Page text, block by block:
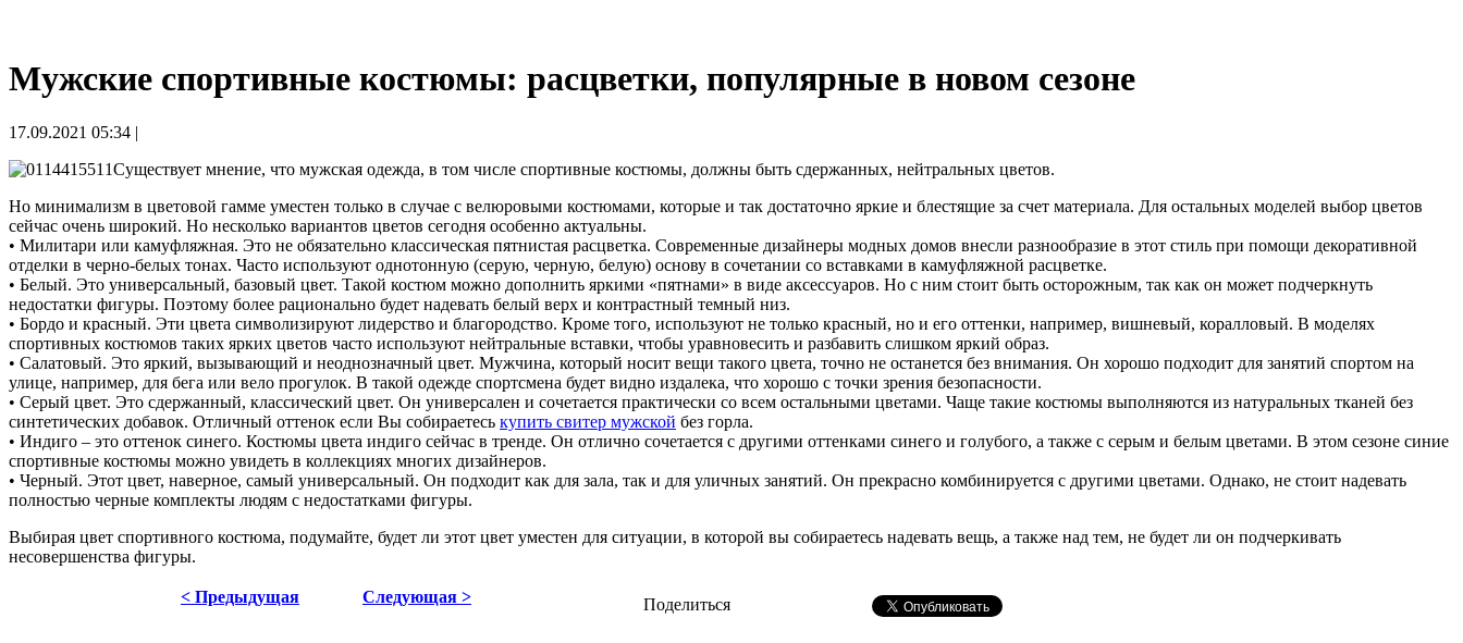
Мужские спортивные костюмы: расцветки, популярные в новом сезоне
17.09.2021 05:34 |
Существует мнение, что мужская одежда, в том числе спортивные костюмы, должны быть сдержанных, нейтральных цветов.
Но минимализм в цветовой гамме уместен только в случае с велюровыми костюмами, которые и так достаточно яркие и блестящие за счет материала. Для остальных моделей выбор цветов
сейчас очень широкий. Но несколько вариантов цветов сегодня особенно актуальны.
• Милитари или камуфляжная. Это не обязательно классическая пятнистая расцветка. Современные дизайнеры модных домов внесли разнообразие в этот стиль при помощи декоративной
отделки в черно-белых тонах. Часто используют однотонную (серую, черную, белую) основу в сочетании со вставками в камуфляжной расцветке.
• Белый. Это универсальный, базовый цвет. Такой костюм можно дополнить яркими «пятнами» в виде аксессуаров. Но с ним стоит быть осторожным, так как он может подчеркнуть
недостатки фигуры. Поэтому более рационально будет надевать белый верх и контрастный темный низ.
• Бордо и красный. Эти цвета символизируют лидерство и благородство. Кроме того, используют не только красный, но и его оттенки, например, вишневый, коралловый. В моделях
спортивных костюмов таких ярких цветов часто используют нейтральные вставки, чтобы уравновесить и разбавить слишком яркий образ.
• Салатовый. Это яркий, вызывающий и неоднозначный цвет. Мужчина, который носит вещи такого цвета, точно не останется без внимания. Он хорошо подходит для занятий спортом на
улице, например, для бега или вело прогулок. В такой одежде спортсмена будет видно издалека, что хорошо с точки зрения безопасности.
• Серый цвет. Это сдержанный, классический цвет. Он универсален и сочетается практически со всем остальными цветами. Чаще такие костюмы выполняются из натуральных тканей без
синтетических добавок. Отличный оттенок если Вы собираетесь купить свитер мужской без горла.
• Индиго – это оттенок синего. Костюмы цвета индиго сейчас в тренде. Он отлично сочетается с другими оттенками синего и голубого, а также с серым и белым цветами. В этом сезоне синие
спортивные костюмы можно увидеть в коллекциях многих дизайнеров.
• Черный. Этот цвет, наверное, самый универсальный. Он подходит как для зала, так и для уличных занятий. Он прекрасно комбинируется с другими цветами. Однако, не стоит надевать
полностью черные комплекты людям с недостатками фигуры.
Выбирая цвет спортивного костюма, подумайте, будет ли этот цвет уместен для ситуации, в которой вы собираетесь надевать вещь, а также над тем, не будет ли он подчеркивать
несовершенства фигуры.
Поделиться
< Предыдущая Следующая >